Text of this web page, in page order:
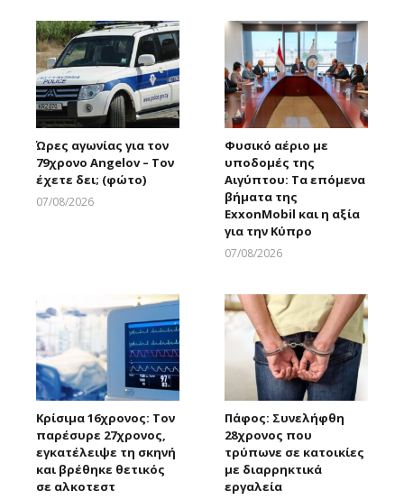
Ώρες αγωνίας για τον
79χρονο Angelov – Τον
έχετε δει; (φώτο)
07/08/2026
Φυσικό αέριο με
υποδομές της
Αιγύπτου: Τα επόμενα
βήματα της
ExxonMobil και η αξία
για την Κύπρο
07/08/2026
Κρίσιμα 16χρονος: Τον
παρέσυρε 27χρονος,
εγκατέλειψε τη σκηνή
και βρέθηκε θετικός
σε αλκοτεστ
Πάφος: Συνελήφθη
28χρονος που
τρύπωνε σε κατοικίες
με διαρρηκτικά
εργαλεία